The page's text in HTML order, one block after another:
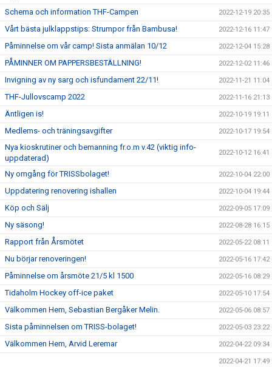
Schema och information THF-Campen 2022-12-19 20:35
Vårt bästa julklappstips: Strumpor från Bambusa! 2022-12-16 11:47
Påminnelse om vår camp! Sista anmälan 10/12 2022-12-04 15:28
PÅMINNER OM PAPPERSBESTÄLLNING! 2022-12-02 11:46
Invigning av ny sarg och isfundament 22/11! 2022-11-21 11:04
THF-Jullovscamp 2022 2022-11-16 21:13
Äntligen is! 2022-10-19 19:11
Medlems- och träningsavgifter 2022-10-17 19:54
Nya kioskrutiner och bemanning fr.o.m v.42 (viktig info-
uppdaterad)
2022-10-12 16:41
Ny omgång för TRISSbolaget! 2022-10-04 22:00
Uppdatering renovering ishallen 2022-10-04 19:44
Köp och Sälj 2022-09-05 17:09
Ny säsong! 2022-08-28 16:15
Rapport från Årsmötet 2022-05-22 08:11
Nu börjar renoveringen! 2022-05-16 17:42
Påminnelse om årsmöte 21/5 kl 1500 2022-05-16 08:29
Tidaholm Hockey off-ice paket 2022-05-10 17:54
Välkommen Hem, Sebastian Bergåker Melin. 2022-05-06 08:57
Sista påminnelsen om TRISS-bolaget! 2022-05-03 23:22
Välkommen Hem, Arvid Leremar 2022-04-22 09:34
2022-04-21 17:49